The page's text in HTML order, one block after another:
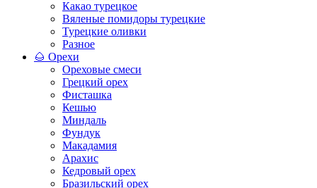
Какао турецкое
Вяленые помидоры турецкие
Турецкие оливки
Разное
🌰 Орехи
Ореховые смеси
Грецкий орех
Фисташка
Кешью
Миндаль
Фундук
Макадамия
Арахис
Кедровый орех
Бразильский орех